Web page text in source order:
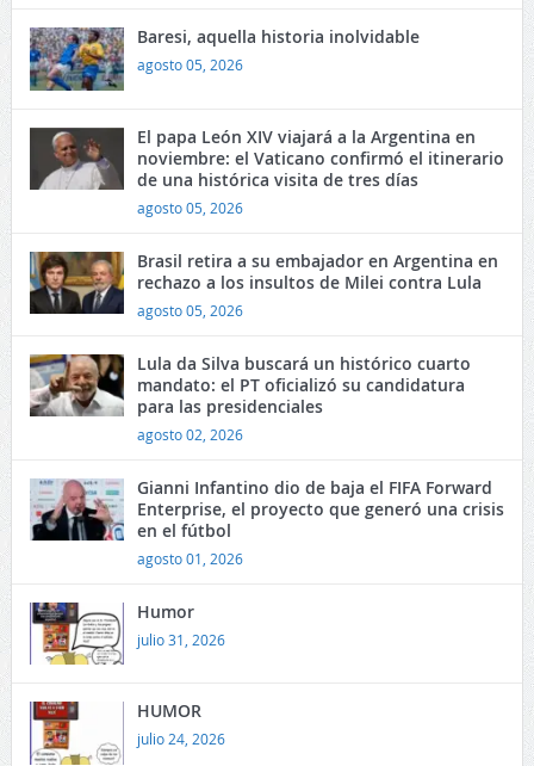
Baresi, aquella historia inolvidable
agosto 05, 2026
El papa León XIV viajará a la Argentina en
noviembre: el Vaticano confirmó el itinerario
de una histórica visita de tres días
agosto 05, 2026
Brasil retira a su embajador en Argentina en
rechazo a los insultos de Milei contra Lula
agosto 05, 2026
Lula da Silva buscará un histórico cuarto
mandato: el PT oficializó su candidatura
para las presidenciales
agosto 02, 2026
Gianni Infantino dio de baja el FIFA Forward
Enterprise, el proyecto que generó una crisis
en el fútbol
agosto 01, 2026
Humor
julio 31, 2026
HUMOR
julio 24, 2026